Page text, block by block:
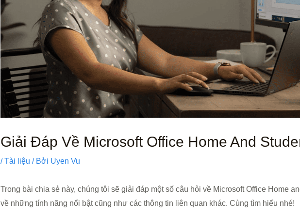
Giải Đáp Về Microsoft Office Home And
/Tài liệu / Bởi Uyen Vu
Trong bài chia sẻ này, chúng tôi sẽ giải đáp một số câu hỏi về Microsoft Office Home
về những tính năng nổi bật cũng như các thông tin liên quan khác. Cùng tìm hiểu nhé!